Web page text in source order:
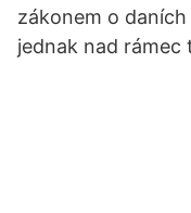
zákonem o
jednak nad